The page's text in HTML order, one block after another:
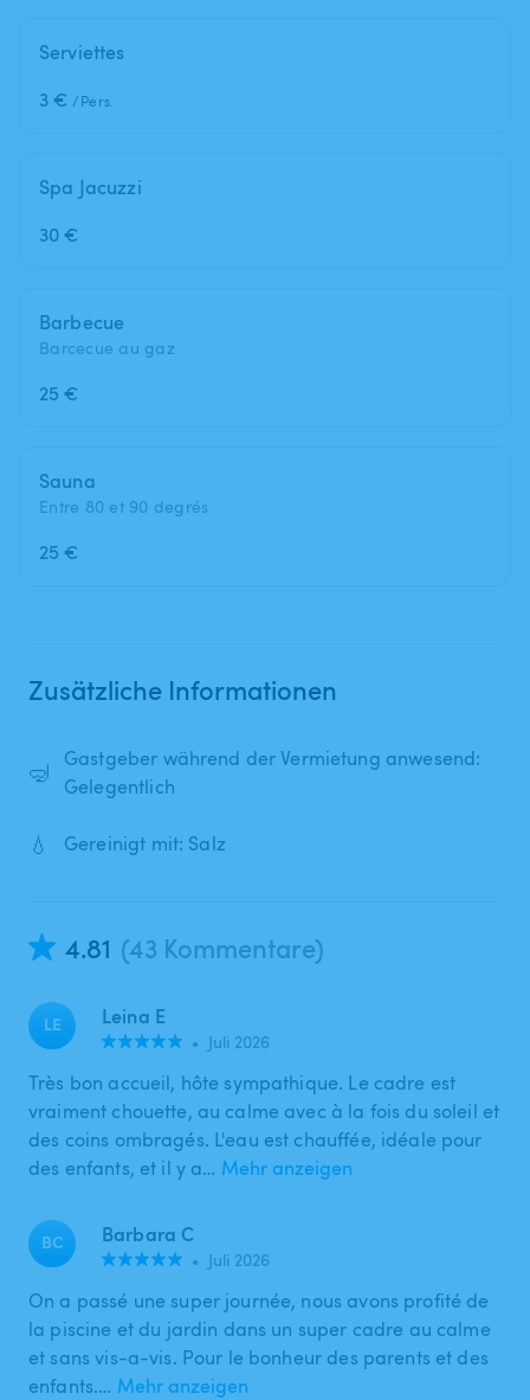
Serviettes
3 € /Pers.
Spa Jacuzzi
30 €
Barbecue
Barcecue au gaz
25 €
Sauna
Entre 80 et 90 degrés
25 €
Zusätzliche Informationen
🤿
Gastgeber während der Vermietung anwesend:
Gelegentlich
💧 Gereinigt mit: Salz
4.81 (43 Kommentare)
LE Leina E
• Juli 2026
Très bon accueil, hôte sympathique. Le cadre est
vraiment chouette, au calme avec à la fois du soleil et
des coins ombragés. L'eau est chauffée, idéale pour
des enfants, et il y a… Mehr anzeigen
BC Barbara C
• Juli 2026
On a passé une super journée, nous avons profité de
la piscine et du jardin dans un super cadre au calme
et sans vis-a-vis. Pour le bonheur des parents et des
enfants.… Mehr anzeigen